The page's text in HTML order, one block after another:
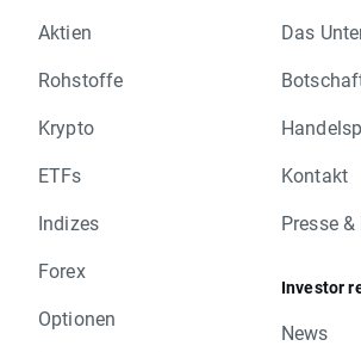
Aktien
Rohstoffe
Krypto
ETFs
Indizes
Forex
Optionen
Das
Kontakt
Presse
Investor
News